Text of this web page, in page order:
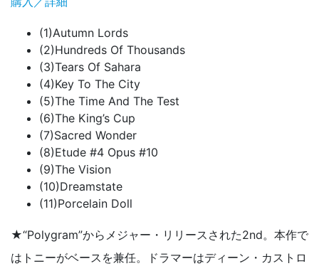
(1)Autumn Lords
(2)Hundreds Of Thousands
(3)Tears Of Sahara
(4)Key To The City
(5)The Time And The Test
(6)The King’s Cup
(7)Sacred Wonder
(8)Etude #4 Opus #10
(9)The Vision
(10)Dreamstate
(11)Porcelain Doll
★“Polygram”からメジャー・リリースされた2nd。本作で
はトニーがベースを兼任。ドラマーはディーン・カストロ